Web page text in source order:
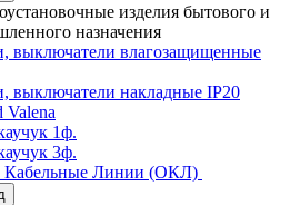
изделия бытового и
назначения
выключатели влагозащищенные
выключатели накладные IP20
Valena
1ф.
3ф.
Кабельные Линии (ОКЛ)